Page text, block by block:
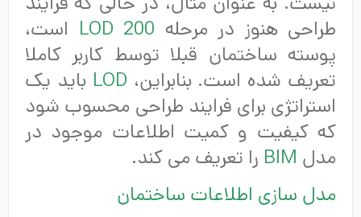
طراحی هنوز در مرحله LOD 200است،
پوسته ساختمان قبلا توسط کاربر کاملا
تعریف شده است. بنابراین، LODباید یک
استراتژی برای فرایند طراحی محسوب شود
که کیفیت و کمیت اطلاعات موجود در
مدلBIMرا تعریف می کند.
مدل سازی اطلاعات ساختمان